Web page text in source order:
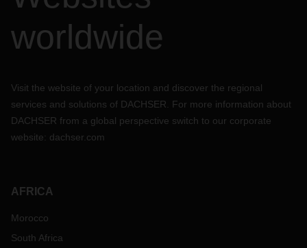
worldwide
Visit the website of your location and discover the regional
services and solutions of DACHSER. For more information about
DACHSER from a global perspective switch to our corporate
website: dachser.com
AFRICA
Morocco
South Africa